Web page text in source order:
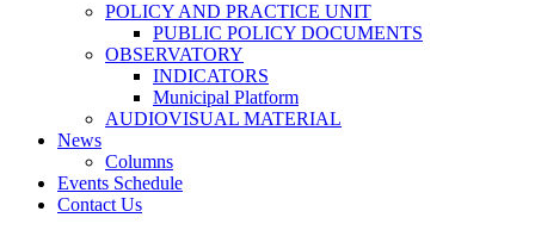
POLICY AND PRACTICE UNIT
PUBLIC POLICY DOCUMENTS
OBSERVATORY
INDICATORS
Municipal Platform
AUDIOVISUAL MATERIAL
News
Columns
Events Schedule
Contact Us